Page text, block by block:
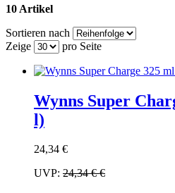
10 Artikel
Sortieren nach
Zeige
pro Seite
Wynns Super
l)
24,34 €
UVP: 24,34 €€